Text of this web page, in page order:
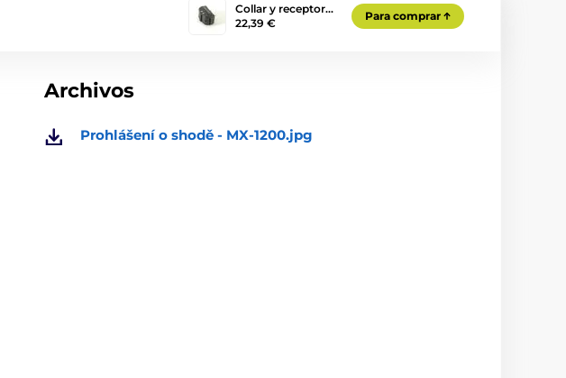
Collar y receptor…
22,39 €
Para comprar
Archivos
Prohlášení o shodě - MX-1200.jpg